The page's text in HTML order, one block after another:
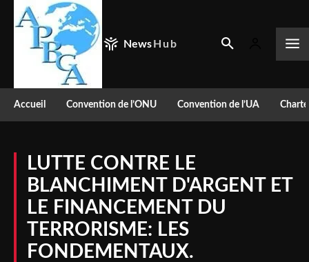
News Hub
Accueil Convention de l’ONU Convention de l’UA
LUTTE CONTRE LE
BLANCHIMENT D'ARGENT ET
LE FINANCEMENT DU
TERRORISME: LES
FONDEMENTAUX.